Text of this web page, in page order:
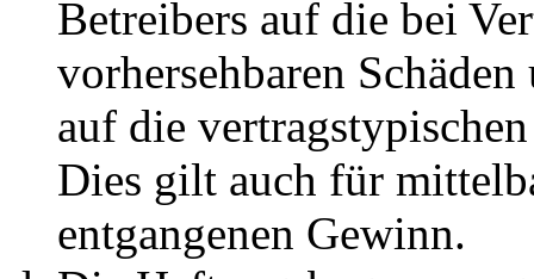
Betreibers auf die bei
vorhersehbaren
auf die
Dies gilt auch für
entgangenen Gewinn.